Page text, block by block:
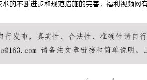
的不断进步和规范措施的完善，福利视频